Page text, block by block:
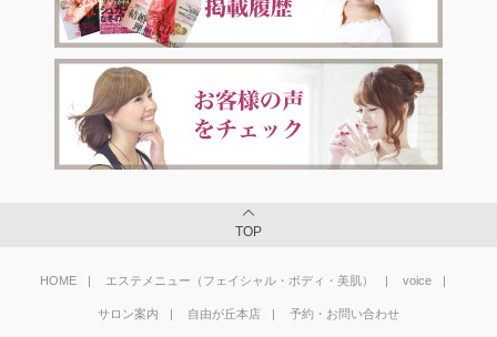
TOP
HOME エステメニュー（フェイシャル・ボディ・美肌） voice
サロン案内 自由が丘本店 予約・お問い合わせ